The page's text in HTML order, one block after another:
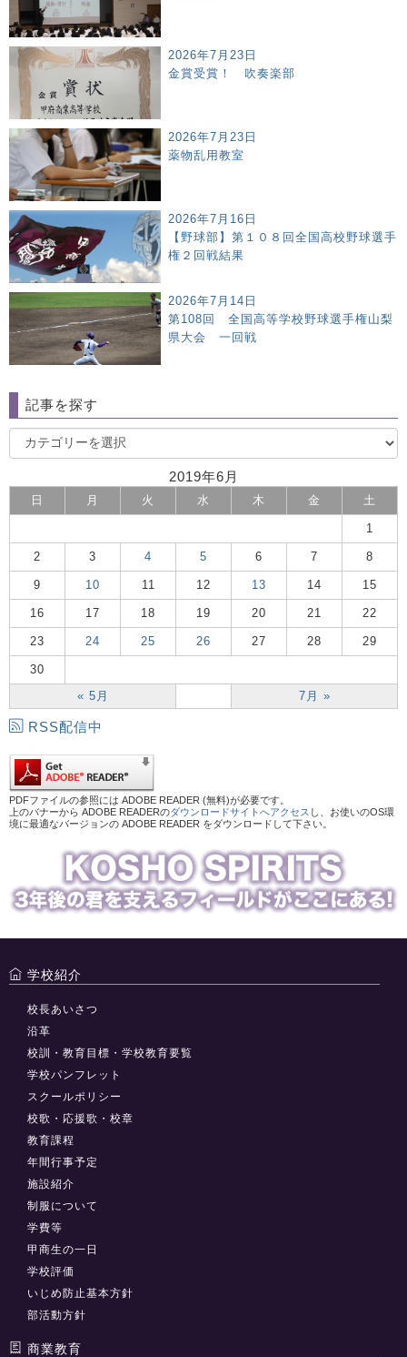
2026年7月23日
金賞受賞！ 吹奏楽部
2026年7月23日
薬物乱用教室
2026年7月16日
【野球部】第１０８回全国高校野球選手
権２回戦結果
2026年7月14日
第108回 全国高等学校野球選手権山梨
県大会 一回戦
記事を探す
2019年6月
日 月 火 水 木 金 土
« 5月 7月 »
1
2 3 4 5 6 7 8
9 10 11 12 13 14 15
16 17 18 19 20 21 22
23 24 25 26 27 28 29
30
RSS配信中
PDFファイルの参照には ADOBE READER (無料)が必要です。
上のバナーから ADOBE READERのダウンロードサイトへアクセス し、お使いのOS環
境に最適なバージョンの ADOBE READER をダウンロードして下さい。
学校紹介
校長あいさつ
沿革
校訓・教育目標・学校教育要覧
学校パンフレット
スクールポリシー
校歌・応援歌・校章
教育課程
年間行事予定
施設紹介
制服について
学費等
甲商生の一日
学校評価
いじめ防止基本方針
部活動方針
商業教育